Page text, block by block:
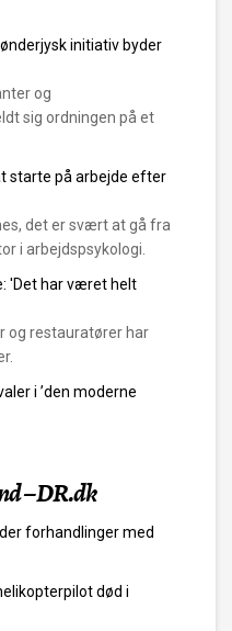
initiativ byder
og
sig ordningen på et
starte på arbejde efter
det er svært at gå fra
i arbejdspsykologi.
'Det har været helt
og restauratører har
i ’den moderne
– DR.dk
forhandlinger med
død i